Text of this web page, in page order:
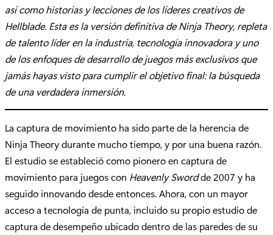
así como historias y lecciones de los líderes creativos de
Hellblade. Esta es la versión definitiva de Ninja Theory, repleta
de talento líder en la industria, tecnología innovadora y uno
de los enfoques de desarrollo de juegos más exclusivos que
jamás hayas visto para cumplir el objetivo final: la búsqueda
de una verdadera inmersión.
La captura de movimiento ha sido parte de la herencia de
Ninja Theory durante mucho tiempo, y por una buena razón.
El estudio se estableció como pionero en captura de
movimiento para juegos con Heavenly Swordde 2007 y ha
seguido innovando desde entonces. Ahora, con un mayor
acceso a tecnología de punta, incluido su propio estudio de
captura de desempeño ubicado dentro de las paredes de su